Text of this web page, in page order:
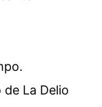
La Delio